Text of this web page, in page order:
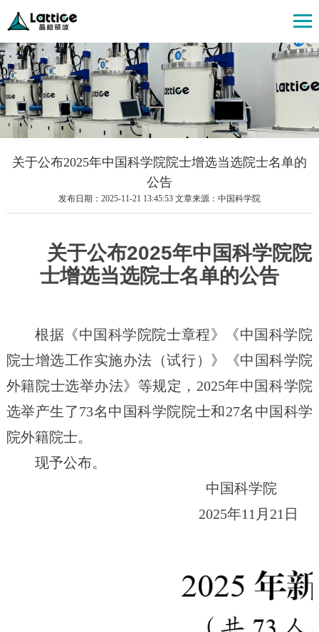
关于公布2025年中国科学院院士增选当选院士名单的
公告
发布日期：2025-11-21 13:45:53 文章来源：中国科学院
关于公布2025年中国科学院院
士增选当选院士名单的公告
根据《中国科学院院士章程》《中国科学院
院士增选工作实施办法（试行）》《中国科学院
外籍院士选举办法》等规定，2025年中国科学院
选举产生了73名中国科学院院士和27名中国科学
院外籍院士。
现予公布。
中国科学院
2025年11月21日